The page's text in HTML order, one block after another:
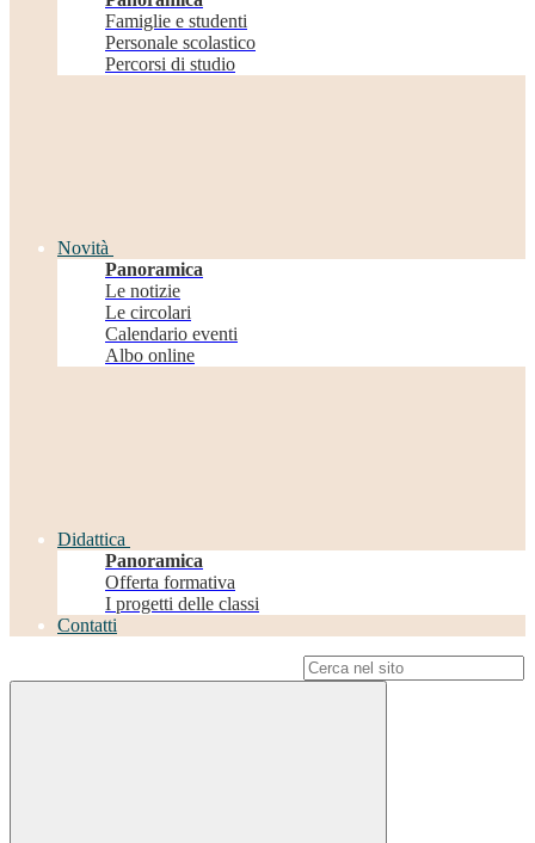
Famiglie e studenti
Personale scolastico
Percorsi di studio
Novità
Panoramica
Le notizie
Le circolari
Calendario eventi
Albo online
Didattica
Panoramica
Offerta formativa
I progetti delle classi
Contatti